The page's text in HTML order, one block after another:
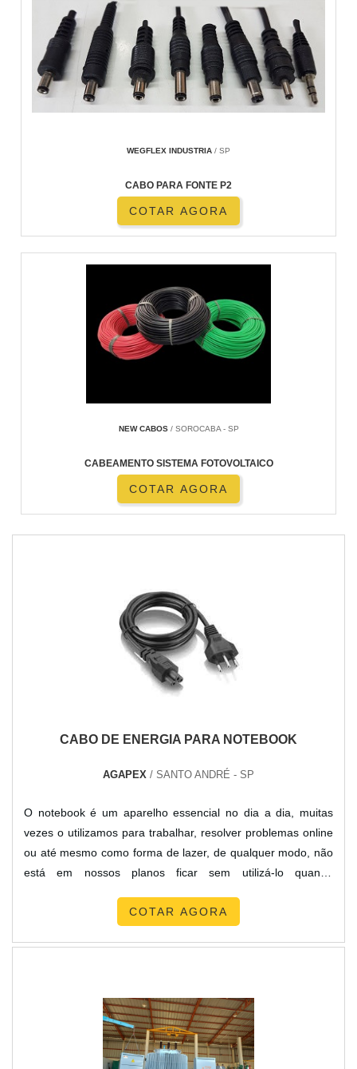
WEGFLEX INDUSTRIA / SP
CABO PARA FONTE P2
COTAR AGORA
NEW CABOS/ SOROCABA - SP
CABEAMENTO SISTEMA FOTOVOLTAICO
COTAR AGORA
CABO DE ENERGIA PARA NOTEBOOK
AGAPEX / SANTO ANDRÉ - SP
O notebook é um aparelho essencial no dia a dia, muitas
vezes o utilizamos para trabalhar, resolver problemas online
ou até mesmo como forma de lazer, de qualquer modo, não
está em nossos planos ficar sem utilizá-lo quando
notebook é um item de extrema importância. O cabo de
COTAR AGORA